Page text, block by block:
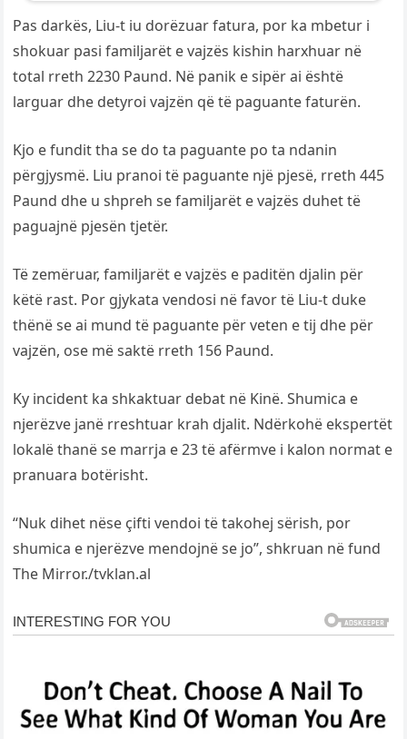
Pas darkës, Liu-t iu dorëzuar fatura, por ka mbetur i
shokuar pasi familjarët e vajzës kishin harxhuar në
total rreth 2230 Paund. Në panik e sipër ai është
larguar dhe detyroi vajzën që të paguante faturën.
Kjo e fundit tha se do ta paguante po ta ndanin
përgjysmë. Liu pranoi të paguante një pjesë, rreth 445
Paund dhe u shpreh se familjarët e vajzës duhet të
paguajnë pjesën tjetër.
Të zemëruar, familjarët e vajzës e paditën djalin për
këtë rast. Por gjykata vendosi në favor të Liu-t duke
thënë se ai mund të paguante për veten e tij dhe për
vajzën, ose më saktë rreth 156 Paund.
Ky incident ka shkaktuar debat në Kinë. Shumica e
njerëzve janë rreshtuar krah djalit. Ndërkohë ekspertët
lokalë thanë se marrja e 23 të afërmve i kalon normat e
pranuara botërisht.
“Nuk dihet nëse çifti vendoi të takohej sërish, por
shumica e njerëzve mendojnë se jo”, shkruan në fund
The Mirror./tvklan.al